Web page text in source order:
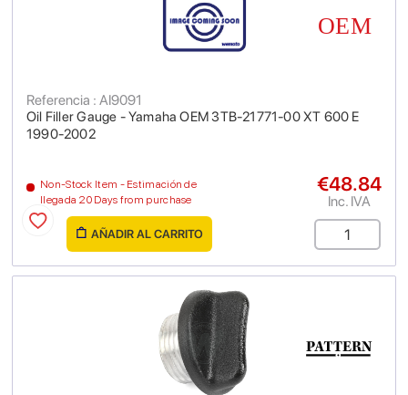
Oil Filler Gauge - Yamaha OEM 3TB-21771-00 XT 600 E
1990-2002
Referencia : AI9091
Non-Stock Item - Estimación de
llegada 20 Days from purchase
€48.84
Inc. IVA
AÑADIR AL CARRITO